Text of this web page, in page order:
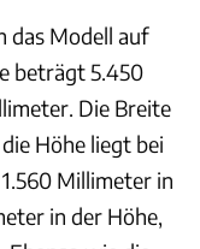
das Modell auf
beträgt 5.450
Die Breite
Höhe liegt bei
Millimeter in
in der Höhe,